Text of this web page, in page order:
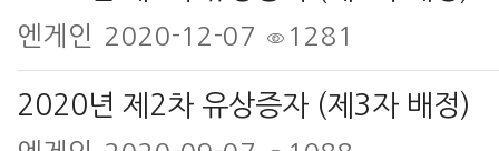
엔게인 2020-12-07 1281
2020년 제2차 유상증자 (제3자 배정)